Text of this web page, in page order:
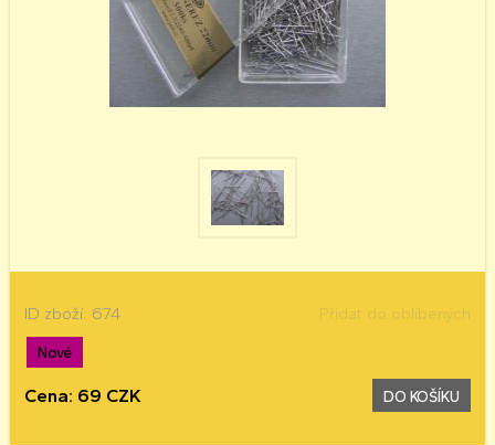
ID zboží: 674
Nové
Přidat do oblíbených
Cena: 69 CZK DO KOŠÍKU